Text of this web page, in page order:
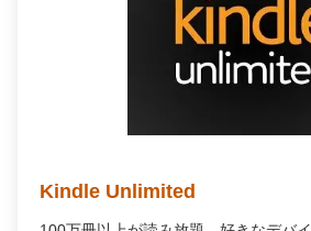
Kindle Unlimited